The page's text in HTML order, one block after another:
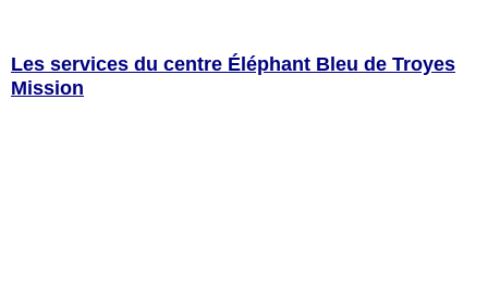
Les services du centre Éléphant Bleu de Troyes
Mission